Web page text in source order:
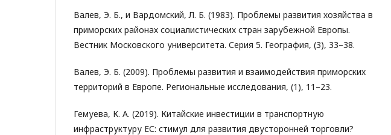
Валев, Э. Б., и Вардомский, Л. Б. (1983). Проблемы развития хозяйства в
приморских районах социалистических стран зарубежной Европы.
Вестник Московского университета. Серия 5. География, (3), 33–38.
Валев, Э. Б. (2009). Проблемы развития и взаимодействия приморских
территорий в Европе. Региональные исследования, (1), 11–23.
Гемуева, К. А. (2019). Китайские инвестиции в транспортную
инфраструктуру ЕС: стимул для развития двусторонней торговли?